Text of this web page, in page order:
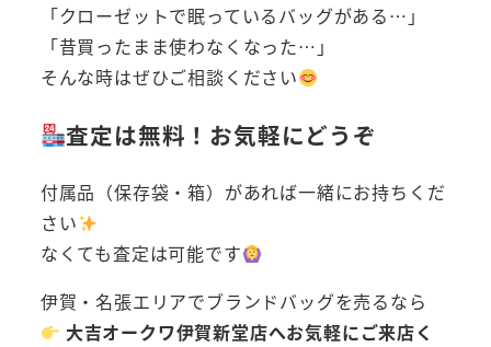
「クローゼットで眠っているバッグがある…」
「昔買ったまま使わなくなった…」
そんな時はぜひご相談ください
査定は無料！お気軽にどうぞ
付属品（保存袋・箱）があれば一緒にお持ちくだ
さい
なくても査定は可能です
伊賀・名張エリアでブランドバッグを売るなら
大吉オークワ伊賀新堂店へお気軽にご来店く